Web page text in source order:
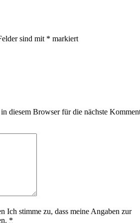
sind mit * markiert
diesem Browser für die nächste
Ich stimme zu, dass meine Angaben zur
*